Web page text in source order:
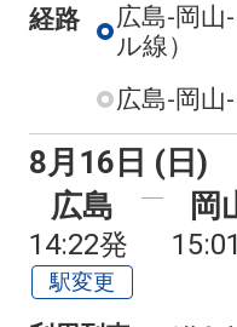
経路 広島-岡
ル線）
広島-岡
8月16日 (日)
広島
14:22発
駅変更
岡